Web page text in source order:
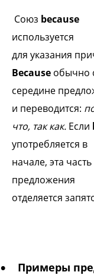
Союз because
используется
для указания
Because обычно
середине
и переводится:
что, так как. Если
употребляется в
начале, эта часть
предложения
отделяется
Примеры